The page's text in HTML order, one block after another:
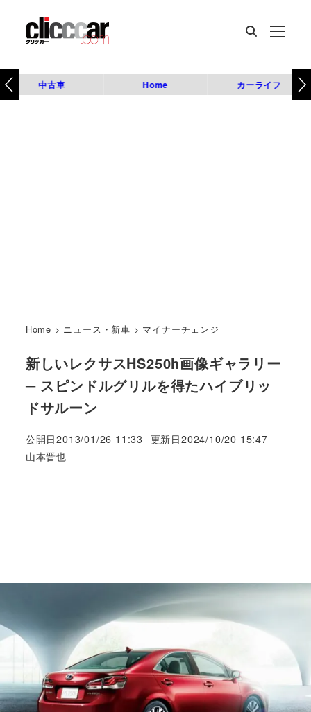
中古車 Home カーライフ
Home > ニュース・新車 > マイナーチェンジ
新しいレクサスHS250h画像ギャラリー
─ スピンドルグリルを得たハイブリッ
ドサルーン
公開日2013/01/26 11:33 更新日2024/10/20 15:47
著
山本晋也